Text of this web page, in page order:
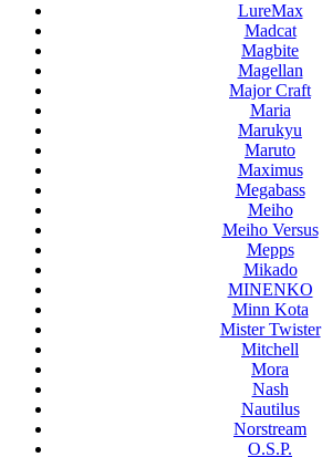
LureMax
Madcat
Magbite
Magellan
Major Craft
Maria
Marukyu
Maruto
Maximus
Megabass
Meiho
Meiho Versus
Mepps
Mikado
MINENKO
Minn Kota
Mister Twister
Mitchell
Mora
Nash
Nautilus
Norstream
O.S.P.